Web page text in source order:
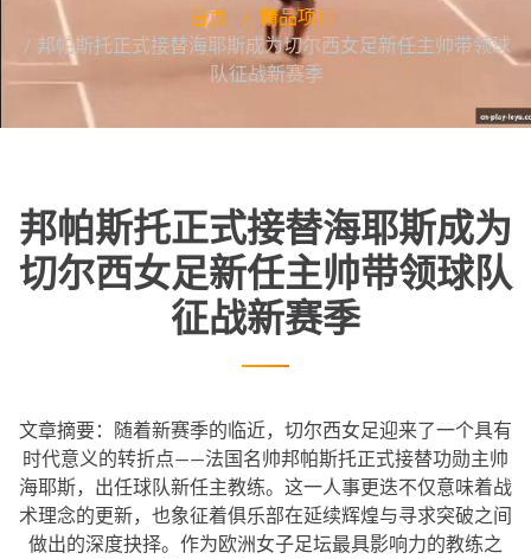
首页
精品项目
邦帕斯托正式接替海耶斯成为切尔西女足新任主帅带领球
队征战新赛季
邦帕斯托正式接替海耶斯成为
切尔西女足新任主帅带领球队
征战新赛季
文章摘要：随着新赛季的临近，切尔西女足迎来了一个具有
时代意义的转折点——法国名帅邦帕斯托正式接替功勋主帅
海耶斯，出任球队新任主教练。这一人事更迭不仅意味着战
术理念的更新，也象征着俱乐部在延续辉煌与寻求突破之间
做出的深度抉择。作为欧洲女子足坛最具影响力的教练之